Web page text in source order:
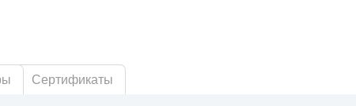
Сертификаты